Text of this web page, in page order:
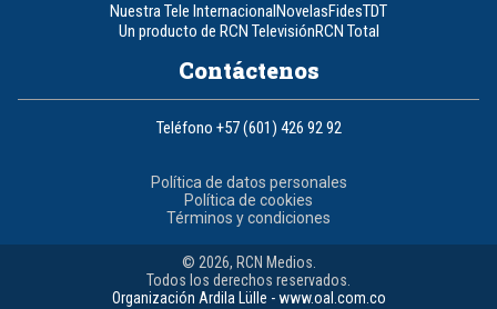
Nuestra Tele Internacional NovelasFidesTDT
Un producto de RCN TelevisiónRCN Total
Contáctenos
Teléfono +57 (601) 426 92 92
Política de datos personales
Política de cookies
Términos y condiciones
© 2026, RCN Medios.
Todos los derechos reservados.
Organización Ardila Lülle - www.oal.com.co